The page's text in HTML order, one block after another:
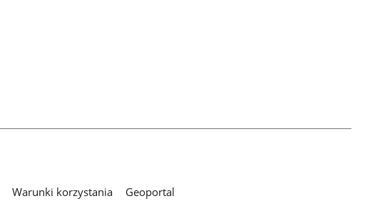
Warunki korzystania
Geoportal